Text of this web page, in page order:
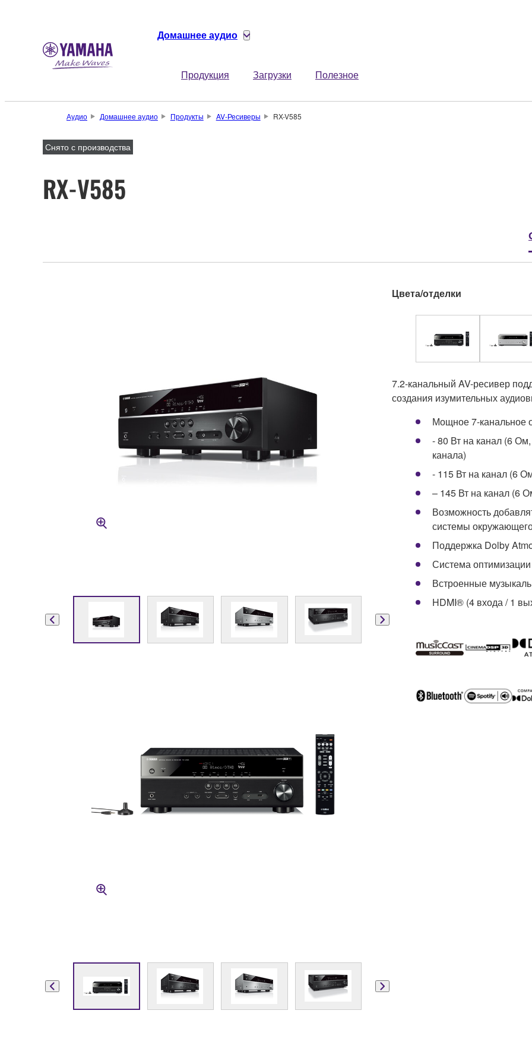
Домашнее аудио
Продукция Загрузки Полезное
Аудио Домашнее аудио Продукты AV-Ресиверы RX-V585
Снято с производства
RX-V585
Цвета/отделки
7.2-канальный AV-ресивер
создания изумительных
Мощное 7-канальное
- 80 Вт на канал (6
канала)
- 115 Вт на канал (6
– 145 Вт на канал (6
Возможность
системы
Поддержка Dolby
Система
Встроенные
HDMI® (4 входа / 1